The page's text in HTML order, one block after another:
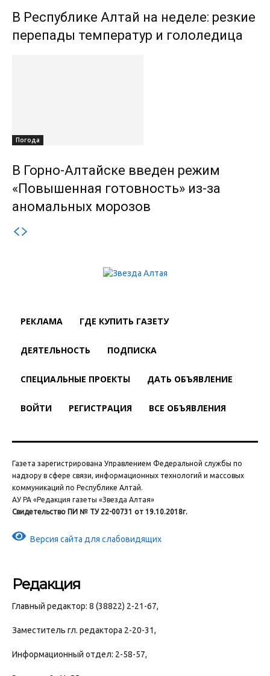
В Республике Алтай на неделе: резкие
перепады температур и гололедица
Погода
В Горно-Алтайске введен режим
«Повышенная готовность» из-за
аномальных морозов
РЕКЛАМА ГДЕ КУПИТЬ ГАЗЕТУ
ДЕЯТЕЛЬНОСТЬ ПОДПИСКА
СПЕЦИАЛЬНЫЕ ПРОЕКТЫ ДАТЬ ОБЪЯВЛЕНИЕ
ВОЙТИ РЕГИСТРАЦИЯ ВСЕ ОБЪЯВЛЕНИЯ
Газета зарегистрирована Управлением Федеральной службы по
надзору в сфере связи, информационных технологий и массовых
коммуникаций по Республике Алтай.
АУ РА «Редакция газеты «Звезда Алтая»
Свидетельство ПИ № ТУ 22-00731 от 19.10.2018г.
Версия сайта для слабовидящих
Редакция
Главный редактор: 8 (38822) 2-21-67,
Заместитель гл. редактора 2-20-31,
Информационный отдел: 2-58-57,